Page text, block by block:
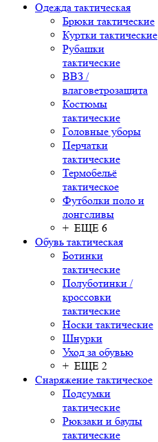
Одежда тактическая
Брюки тактические
Куртки тактические
Рубашки
тактические
ВВЗ /
влаговетрозащита
Костюмы
тактические
Головные уборы
Перчатки
тактические
Термобельё
тактическое
Футболки поло и
лонгсливы
+ ЕЩЕ 6
Обувь тактическая
Ботинки
тактические
Полуботинки /
кроссовки
тактические
Носки тактические
Шнурки
Уход за обувью
+ ЕЩЕ 2
Снаряжение тактическое
Подсумки
тактические
Рюкзаки и баулы
тактические